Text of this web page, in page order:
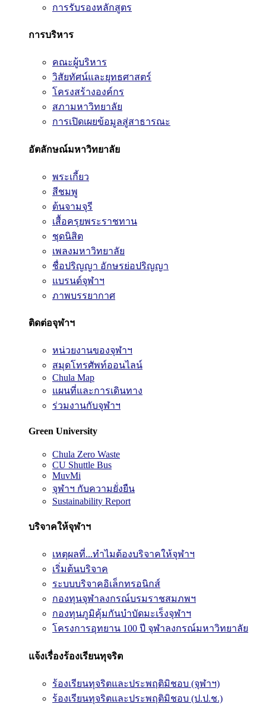
การรับรองหลักสูตร
การบริหาร
คณะผู้บริหาร
วิสัยทัศน์และยุทธศาสตร์
โครงสร้างองค์กร
สภามหาวิทยาลัย
การเปิดเผยข้อมูลสู่สาธารณะ
อัตลักษณ์มหาวิทยาลัย
พระเกี้ยว
สีชมพู
ต้นจามจุรี
เสื้อครุยพระราชทาน
ชุดนิสิต
เพลงมหาวิทยาลัย
ชื่อปริญญา อักษรย่อปริญญา
แบรนด์จุฬาฯ
ภาพบรรยากาศ
ติดต่อจุฬาฯ
หน่วยงานของจุฬาฯ
สมุดโทรศัพท์ออนไลน์
Chula Map
แผนที่และการเดินทาง
ร่วมงานกับจุฬาฯ
Green University
Chula Zero Waste
CU Shuttle Bus
MuvMi
จุฬาฯ กับความยั่งยืน
Sustainability Report
บริจาคให้จุฬาฯ
เหตุผลที่...ทำไมต้องบริจาคให้จุฬาฯ
เริ่มต้นบริจาค
ระบบบริจาคอิเล็กทรอนิกส์
กองทุนจุฬาลงกรณ์บรมราชสมภพฯ
กองทุนภูมิคุ้มกันบำบัดมะเร็งจุฬาฯ
โครงการอุทยาน 100 ปี จุฬาลงกรณ์มหาวิทยาลัย
แจ้งเรื่องร้องเรียนทุจริต
ร้องเรียนทุจริตและประพฤติมิชอบ (จุฬาฯ)
ร้องเรียนทุจริตและประพฤติมิชอบ (ป.ป.ช.)